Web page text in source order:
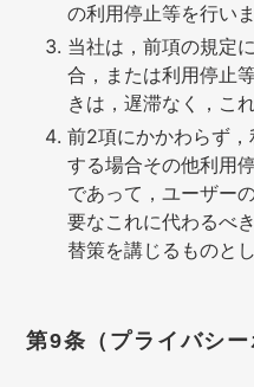
の利用停止等を行いま
当社は，前項の規定
合，または利用停止
きは，遅滞なく，こ
前2項にかかわらず
する場合その他利用
であって，ユーザー
要なこれに代わるべ
替策を講じるものとし
第9条（プライバシー